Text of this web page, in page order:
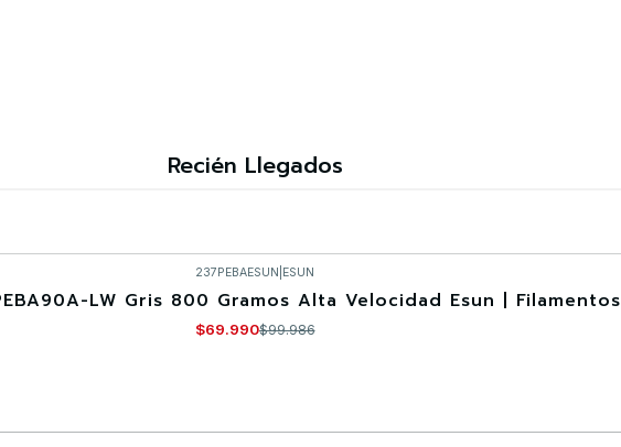
Recién Llegados
237PEBAESUN ESUN
LW Gris 800 Gramos Alta Velocidad Esun | Filamentos
$69.990$99.986